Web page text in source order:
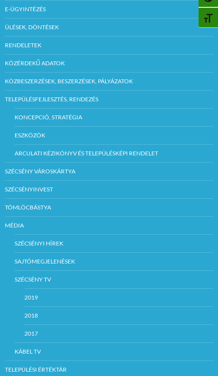
E-ÜGYINTÉZÉS
ÜLÉSEK, DÖNTÉSEK
RENDELETEK
KÖZÉRDEKŰ ADATOK
KÖZBESZERZÉSEK, BESZERZÉSEK, PÁLYÁZATOK
TELEPÜLÉSFEJLESZTÉS, RENDEZÉS
KONCEPCIÓ, STRATÉGIA
ESZKÖZÖK
ARCULATI KÉZIKÖNYV ÉS TELEPÜLÉSKÉPI RENDELET
SZÉCSÉNY VÁROSKÁRTYA
SZÉCSÉNYINVEST
TÖMLÖCBÁSTYA
MÉDIA
SZÉCSÉNYI HÍREK
SAJTÓMEGJELENÉSEK
SZÉCSÉNY TV
2019
2018
2017
KÁBEL TV
TELEPÜLÉSI ÉRTÉKTÁR